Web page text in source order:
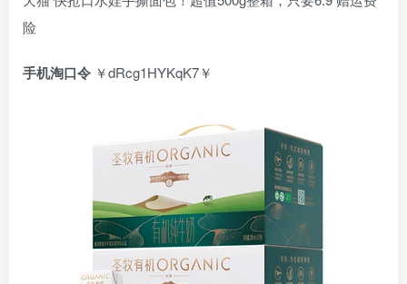
险
手机淘口令 ￥dRcg1HYKqK7￥